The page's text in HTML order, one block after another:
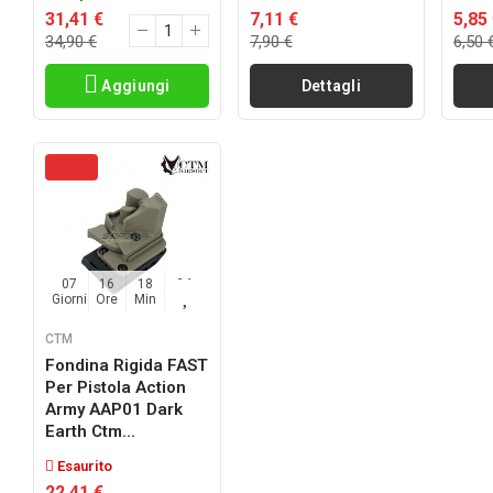
31,41 €
34,90 €
Aggiungi
7,11 €
7,90 €
Dettagli
5,85
6,50
07
Giorni
16
Ore
18
Min
33
CTM
Fondina Rigida FAST
Per Pistola Action
Army AAP01 Dark
Earth Ctm...
Esaurito